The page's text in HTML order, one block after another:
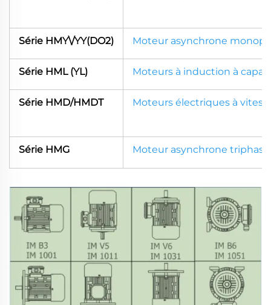
Série HMY\/YY(DO2) Moteur asynchrone
Série HML (YL) Moteurs à induction à
Série HMD/HMDT Moteurs électriques à
Série HMG Moteur asynchrone